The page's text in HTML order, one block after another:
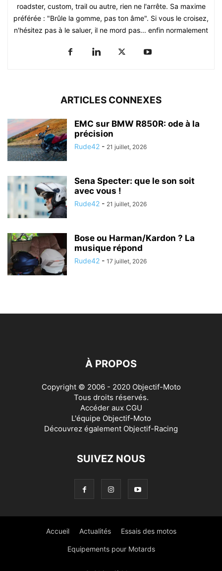
roadster, custom, trail ou autre, rien ne l'arrête. Sa maxime
préférée : "Brûle la gomme, pas ton âme". Si vous le croisez,
n'hésitez pas à le saluer, il ne mord pas... enfin normalement
ARTICLES CONNEXES
EMC sur BMW R850R: ode à la
précision
Rude42 - 21 juillet, 2026
Sena Specter: que le son soit
avec vous !
Rude42 - 21 juillet, 2026
Bose ou Harman/Kardon ? La
musique répond
Rude42 - 17 juillet, 2026
À PROPOS
Copyright © 2006 - 2020 Objectif-Moto
Tous droits réservés.
Accéder aux CGU
L'équipe Objectif-Moto
Découvrez également Objectif-Racing
SUIVEZ NOUS
Accueil Actualités Essais des motos
Equipements pour Motards